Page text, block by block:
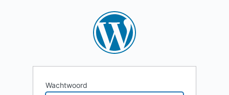
Wachtwoord